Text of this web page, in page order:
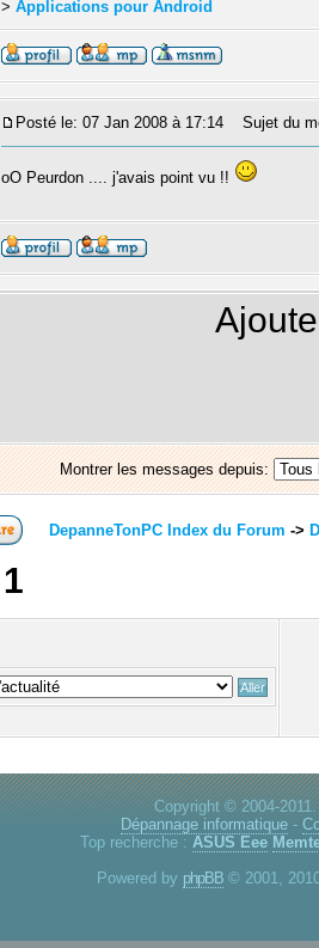
>Applications pour Android
Posté le: 07 Jan 2008 à 17:14 Sujet du
oO Peurdon .... j'avais point vu !!
Montrer les messages depuis:
DepanneTonPC Index du Forum ->
1
Copyright © 2004-
Dépannage informatique -
Top recherche : ASUS Eee
Powered by phpBB © 2001,